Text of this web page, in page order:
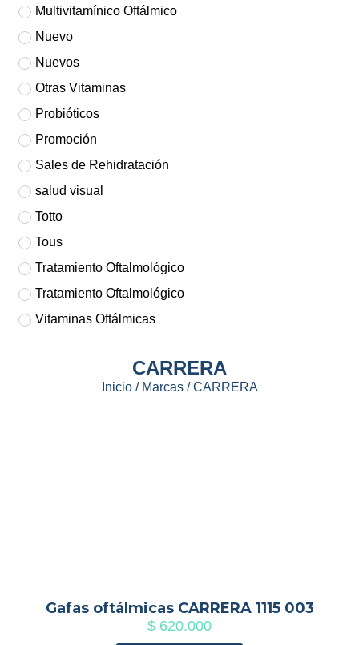
Multivitamínico Oftálmico
Nuevo
Nuevos
Otras Vitaminas
Probióticos
Promoción
Sales de Rehidratación
salud visual
Totto
Tous
Tratamiento Oftalmológico
Tratamiento Oftalmológico
Vitaminas Oftálmicas
CARRERA
Inicio/ Marcas / CARRERA
Gafas oftálmicas CARRERA 1115 003
$ 620.000